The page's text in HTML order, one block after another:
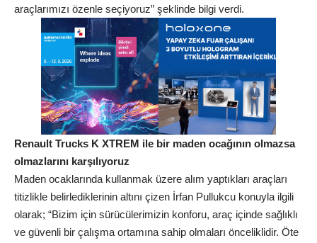
araçlarımızı özenle seçiyoruz” şeklinde bilgi verdi.
Renault Trucks K XTREM ile bir maden ocağının olmazsa
olmazlarını karşılıyoruz
Maden ocaklarında kullanmak üzere alım yaptıkları araçları
titizlikle belirlediklerinin altını çizen İrfan Pullukcu konuyla ilgili
olarak; “Bizim için sürücülerimizin konforu, araç içinde sağlıklı
ve güvenli bir çalışma ortamına sahip olmaları önceliklidir. Öte